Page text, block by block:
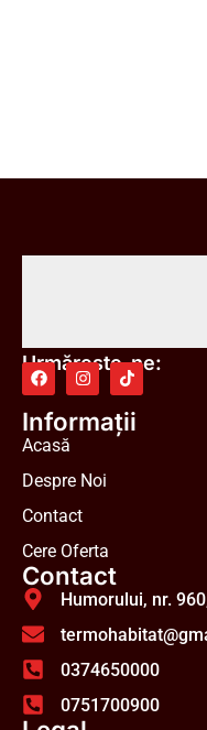
Urmărește-ne:
Informații
Acasă
Despre Noi
Contact
Cere Oferta
Contact
Humorului, nr.
0374650000
0751700900